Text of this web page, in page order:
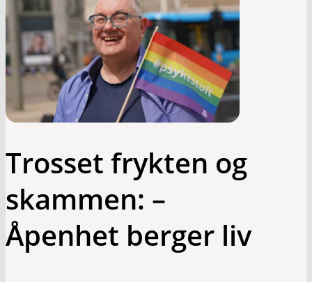
Trosset frykten og
skammen: –
Åpenhet berger liv